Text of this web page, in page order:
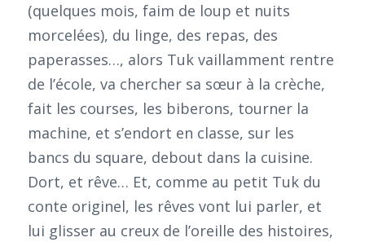
(quelques mois, faim de loup et nuits
morcelées), du linge, des repas, des
paperasses…, alors Tuk vaillamment rentre
de l’école, va chercher sa sœur à la crèche,
fait les courses, les biberons, tourner la
machine, et s’endort en classe, sur les
bancs du square, debout dans la cuisine.
Dort, et rêve… Et, comme au petit Tuk du
conte originel, les rêves vont lui parler, et
lui glisser au creux de l’oreille des histoires,